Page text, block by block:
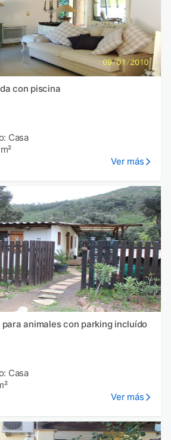
con piscina
Casa
Ver más
animales con parking incluído
Casa
Ver más